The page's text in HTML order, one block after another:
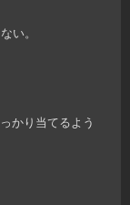
い。
かり当てるよう